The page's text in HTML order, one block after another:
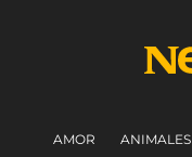
AMOR ANIMALES